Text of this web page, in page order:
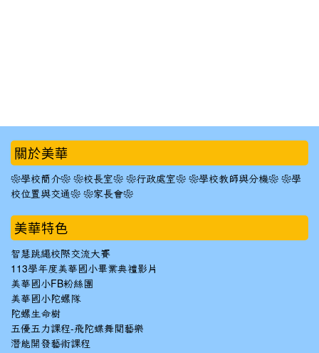
::: 關於美華
❀學校簡介❀ ❀校長室❀ ❀行政處室❀ ❀學校教師與分機❀ ❀學
校位置與交通❀ ❀家長會❀
美華特色
智慧跳繩校際交流大賽
113學年度美華國小畢業典禮影片
美華國小FB粉絲團
美華國小陀螺隊
陀螺生命樹
五優五力課程-飛陀蝶舞閱藝樂
潛能開發藝術課程